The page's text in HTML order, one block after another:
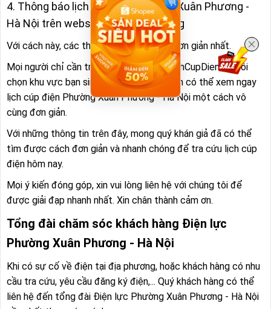
4. Thông báo lịch cúp điện Phường Xuân Phương -
Hà Nội trên website LichCupDien.org
Với cách này, các thao tác thực hiện là đơn giản nhất.
Mọi người chỉ cần truy cập trang web LichCupDien.org rồi
chọn khu vực bạn sinh sống. Sau đó là bạn có thể xem ngay
lịch cúp điện Phường Xuân Phương - Hà Nội một cách vô
cùng đơn giản.
Với những thông tin trên đây, mong quý khán giả đã có thể
tìm được cách đơn giản và nhanh chóng để tra cứu lịch cúp
điện hôm nay.
Mọi ý kiến đóng góp, xin vui lòng liên hệ với chúng tôi để
được giải đạp nhanh nhất. Xin chân thành cảm ơn.
Tổng đài chăm sóc khách hàng Điện lực
Phường Xuân Phương - Hà Nội
Khi có sự cố về điện tại địa phương, hoặc khách hàng có nhu
cầu tra cứu, yêu cầu đăng ký điện,... Quý khách hàng có thể
liên hệ đến tổng đài Điện lực Phường Xuân Phương - Hà Nội